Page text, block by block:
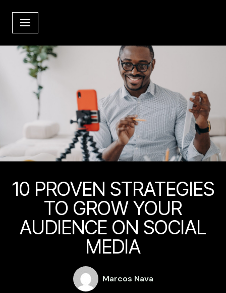
Skip
content
10 PROVEN STRATEGIES
TO GROW YOUR
AUDIENCE ON SOCIAL
MEDIA
Marcos Nava